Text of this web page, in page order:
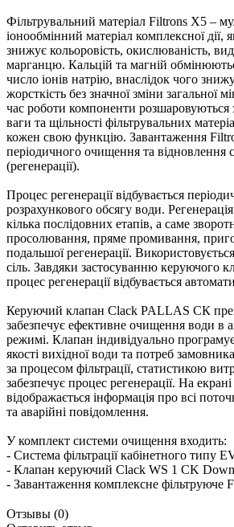
Фільтрувальний матеріал Filtrons X5 –
іонообмінний матеріал комплексної дії,
знижує кольоровість, окислюваність,
марганцю. Кальцій та магній
число іонів натрію, внаслідок чого
жорсткість без значної зміни загальної
час роботи компоненти розшаровуються
ваги та щільності фільтрувальних
кожен свою функцію. Завантаження
періодичного очищення та відновлення
(регенерації).
Процес регенерації відбувається
розрахункового обсягу води.
кілька послідовних етапів, а саме
просолювання, пряме промивання,
подальшої регенерації.
сіль. Завдяки застосуванню керуючого
процес регенерації відбувається
Керуючий клапан Clack PALLAS CК
забезпечує ефективне очищення води в
режимі. Клапан індивідуально
якості вихідної води та потреб
за процесом фільтрації, статистикою
забезпечує процес регенерації. На
відображається інформація про всі
та аварійні повідомлення.
У комплект системи очищення входить:
- Система фільтрації кабінетного типу
- Клапан керуючий Clack WS 1 CK
- Завантаження комплексне фiльтруюче
Отзывы (0)